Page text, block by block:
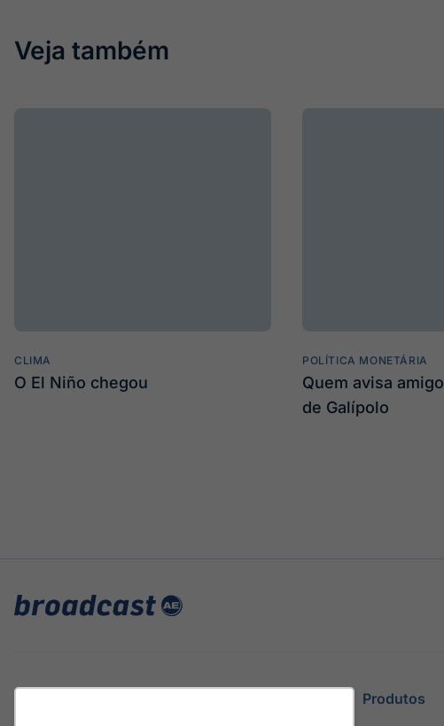
Veja também
CLIMA
O El Niño chegou
POLÍTICA MONETÁRIA
Quem avisa
de Galípolo
Produtos